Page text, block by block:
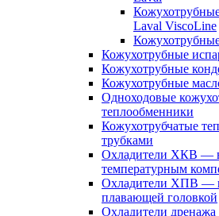
Laval ViscoLine
Кожухотрубные
Кожухотрубные
Кожухотрубные
Одноходовые
теплообменники
Кожухотрубчатые
трубками
Охладители ХКВ —
температурным
Охладители ХПВ —
плавающей головкой
Охладители